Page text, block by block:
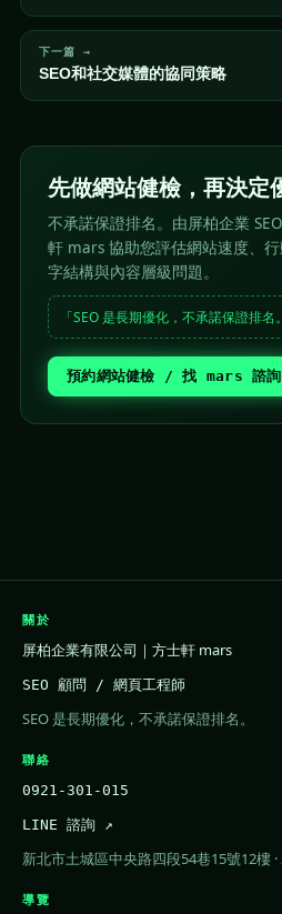
下一篇 →
SEO和社交媒體的協同策略
先做網站健檢，再決定
不承諾保證排名。由屏柏企業
軒 mars 協助您評估網站速度、
字結構與內容層級問題。
「SEO 是長期優化，不承諾保證排名
預約網站健檢 / 找 mars 諮詢
關於
屏柏企業有限公司｜方士軒 mars
SEO 顧問 / 網頁工程師
SEO 是長期優化，不承諾保證排名。
聯絡
0921-301-015
LINE 諮詢 ↗
新北市土城區中央路四段54巷15號12樓
導覽